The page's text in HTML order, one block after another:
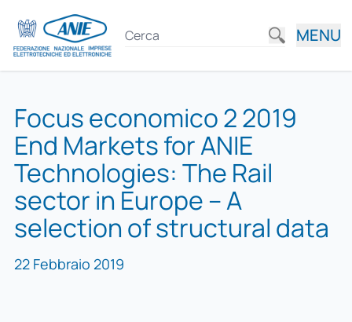
MENU
Focus economico 2 2019
End Markets for ANIE
Technologies: The Rail
sector in Europe – A
selection of structural data
22 Febbraio 2019